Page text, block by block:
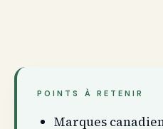
POINTS À RETENIR
Marques